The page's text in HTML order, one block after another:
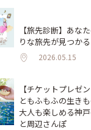
【旅先診断】あな
りな旅先が見つか
2026.05.15
【チケットプレゼ
ともふもふの生き
大人も楽しめる神
と周辺さんぽ